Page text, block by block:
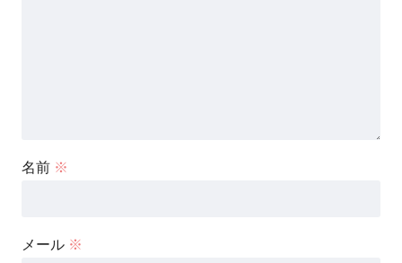
名前 ※
メール ※